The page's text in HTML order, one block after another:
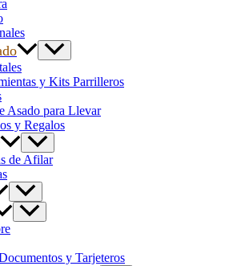
y Kits Parrilleros
Asado para Llevar
y Regalos
de Afilar
y Tarjeteros